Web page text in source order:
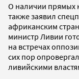
О наличии прямых
также заявил
африканским
министр Ливии
на встречах
сих пор
ливийскими